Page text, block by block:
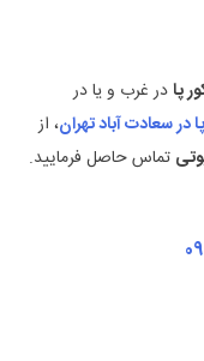
پا در غرب و یا در
در سعادت آباد تهران، از
تماس حاصل فرمایید.